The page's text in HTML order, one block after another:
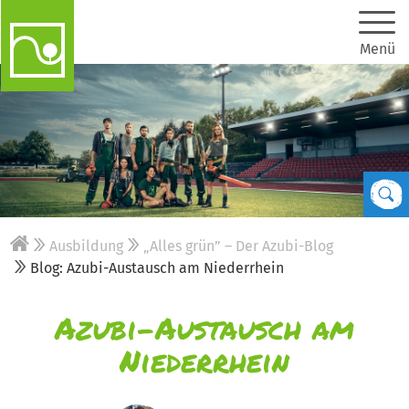
Menü
Ausbildung
„Alles grün” – Der Azubi-Blog
Blog: Azubi-Austausch am Niederrhein
Azubi-Austausch am
Niederrhein